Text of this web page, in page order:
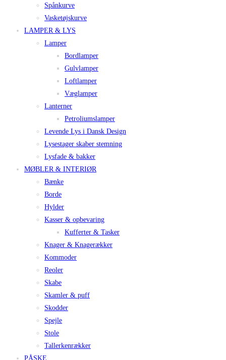
Spånkurve
Vasketøjskurve
LAMPER & LYS
Lamper
Bordlamper
Gulvlamper
Loftlamper
Væglamper
Lanterner
Petroliumslamper
Levende Lys i Dansk Design
Lysestager skaber stemning
Lysfade & bakker
MØBLER & INTERIØR
Bænke
Borde
Hylder
Kasser & opbevaring
Kufferter & Tasker
Knager & Knagerækker
Kommoder
Reoler
Skabe
Skamler & puff
Skodder
Spejle
Stole
Tallerkenrækker
PÅSKE